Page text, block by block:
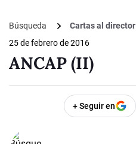
Búsqueda
Cartas al director
25 de febrero de 2016
ANCAP (II)
+ Seguir en